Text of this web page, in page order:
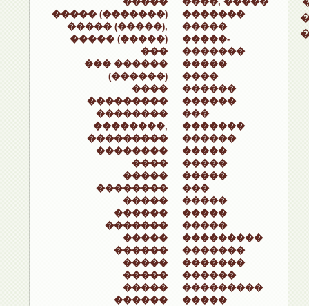
����� (�������)
����� (�����),
����� (�����)
���
��� ������
(������)
����
���������
��������
��������,
���������
��������
����
�����
��������
�����
������
�������
�����
������
�����
�����
�����
������
�������
�����
�����-
�������
�����
����
������
������
���
�������
������
�����
�����
�����
���
�����
�����
�����
���������
�������
�������
������
���������
�����